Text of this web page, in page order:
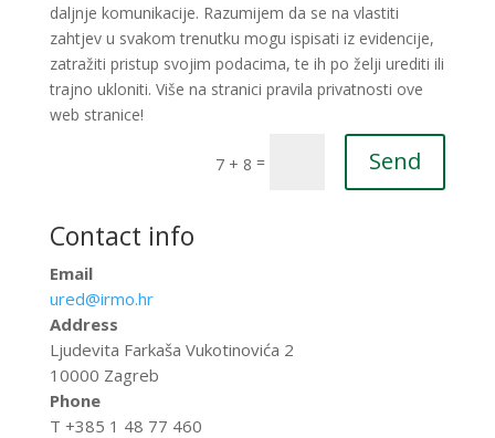
daljnje komunikacije. Razumijem da se na vlastiti
zahtjev u svakom trenutku mogu ispisati iz evidencije,
zatražiti pristup svojim podacima, te ih po želji urediti ili
trajno ukloniti. Više na stranici pravila privatnosti ove
web stranice!
7 + 8 = Send
Contact info
Email
ured@irmo.hr
Address
Ljudevita Farkaša Vukotinovića 2
10000 Zagreb
Phone
T +385 1 48 77 460